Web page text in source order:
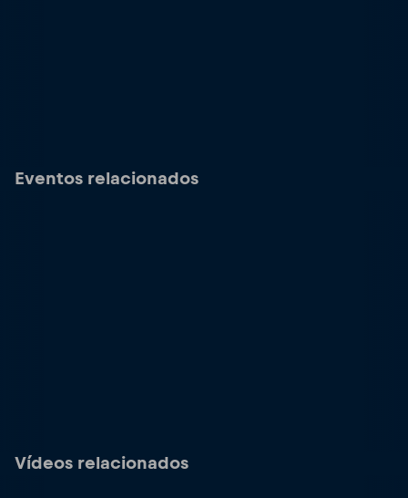
Eventos relacionados
Vídeos relacionados